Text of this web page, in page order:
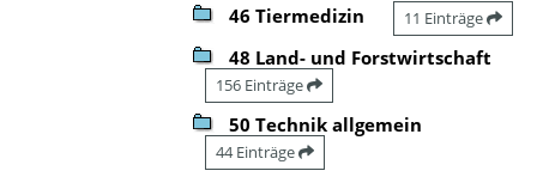
46 Tiermedizin 11 Einträge
48 Land- und Forstwirtschaft
156 Einträge
50 Technik allgemein
44 Einträge